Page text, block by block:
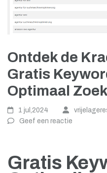
Ontdek de
Gratis
Optimaal
1 jul,2024
Geef een reactie
Gratis